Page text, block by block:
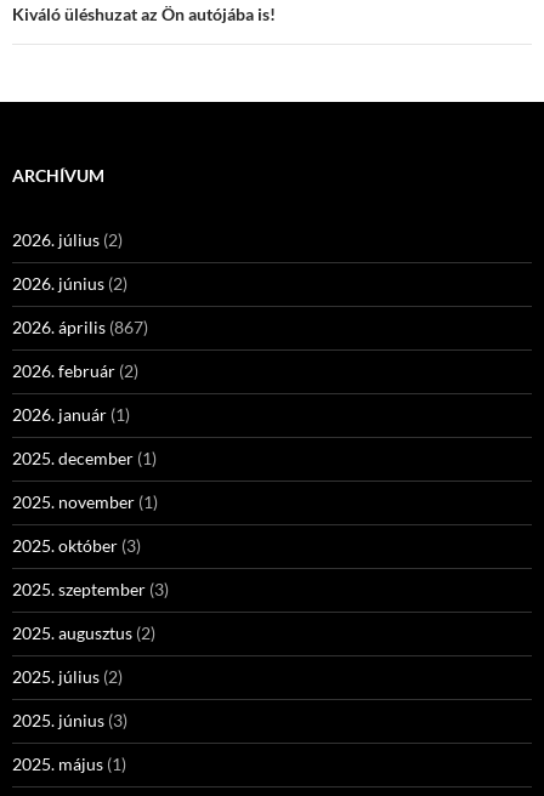
Kiváló üléshuzat az Ön autójába is!
ARCHÍVUM
2026. július (2)
2026. június (2)
2026. április (867)
2026. február (2)
2026. január (1)
2025. december (1)
2025. november (1)
2025. október (3)
2025. szeptember (3)
2025. augusztus (2)
2025. július (2)
2025. június (3)
2025. május (1)